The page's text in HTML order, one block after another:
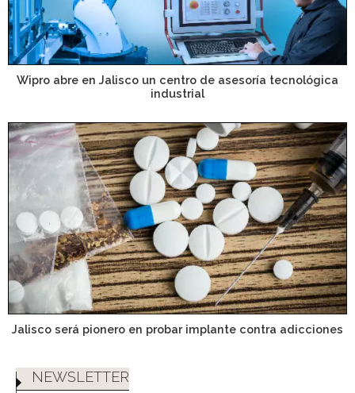
Wipro abre en Jalisco un centro de asesoría tecnológica
industrial
Jalisco será pionero en probar implante contra adicciones
NEWSLETTER